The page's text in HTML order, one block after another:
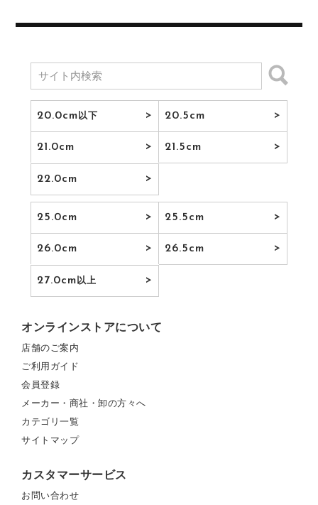
20.0cm以下 20.5cm
21.0cm 21.5cm
22.0cm
25.0cm 25.5cm
26.0cm 26.5cm
27.0cm以上
オンラインストアについて
店舗のご案内
ご利用ガイド
会員登録
メーカー・商社・卸の方々へ
カテゴリ一覧
サイトマップ
カスタマーサービス
お問い合わせ